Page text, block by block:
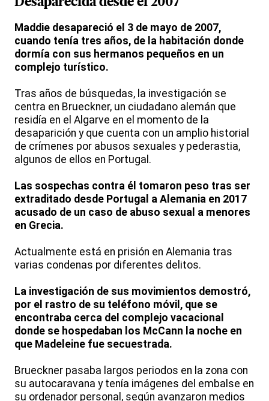
Desaparecida desde el 2007
Maddie desapareció el 3 de mayo de 2007,
cuando tenía tres años, de la habitación donde
dormía con sus hermanos pequeños en un
complejo turístico.
Tras años de búsquedas, la investigación se
centra en Brueckner, un ciudadano alemán que
residía en el Algarve en el momento de la
desaparición y que cuenta con un amplio historial
de crímenes por abusos sexuales y pederastia,
algunos de ellos en Portugal.
Las sospechas contra él tomaron peso tras ser
extraditado desde Portugal a Alemania en 2017
acusado de un caso de abuso sexual a menores
en Grecia.
Actualmente está en prisión en Alemania tras
varias condenas por diferentes delitos.
La investigación de sus movimientos demostró,
por el rastro de su teléfono móvil, que se
encontraba cerca del complejo vacacional
donde se hospedaban los McCann la noche en
que Madeleine fue secuestrada.
Brueckner pasaba largos periodos en la zona con
su autocaravana y tenía imágenes del embalse en
su ordenador personal, según avanzaron medios